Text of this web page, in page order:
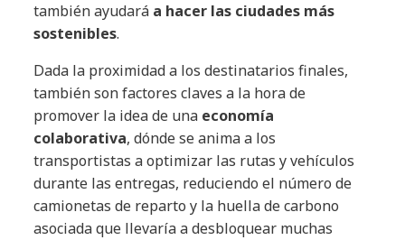
también ayudará a hacer las ciudades más
sostenibles.
Dada la proximidad a los destinatarios finales,
también son factores claves a la hora de
promover la idea de una economía
colaborativa, dónde se anima a los
transportistas a optimizar las rutas y vehículos
durante las entregas, reduciendo el número de
camionetas de reparto y la huella de carbono
asociada que llevaría a desbloquear muchas